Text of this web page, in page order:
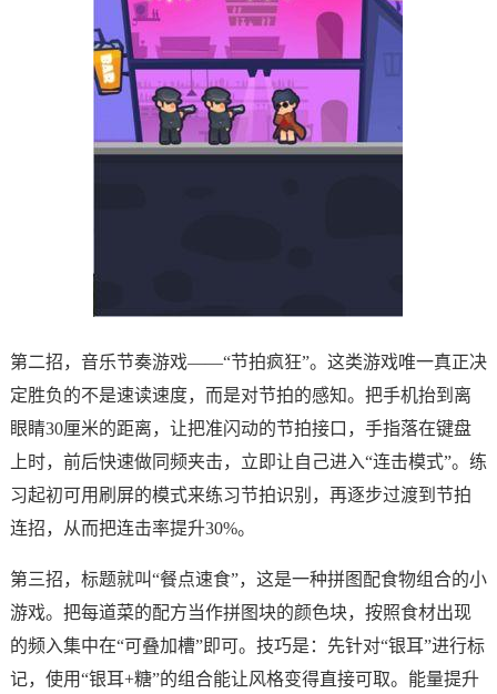
第二招，音乐节奏游戏——“节拍疯狂”。这类游戏唯一真正决
定胜负的不是速读速度，而是对节拍的感知。把手机抬到离
眼睛30厘米的距离，让把准闪动的节拍接口，手指落在键盘
上时，前后快速做同频夹击，立即让自己进入“连击模式”。练
习起初可用刷屏的模式来练习节拍识别，再逐步过渡到节拍
连招，从而把连击率提升30%。
第三招，标题就叫“餐点速食”，这是一种拼图配食物组合的小
游戏。把每道菜的配方当作拼图块的颜色块，按照食材出现
的频入集中在“可叠加槽”即可。技巧是：先针对“银耳”进行标
记，使用“银耳+糖”的组合能让风格变得直接可取。能量提升